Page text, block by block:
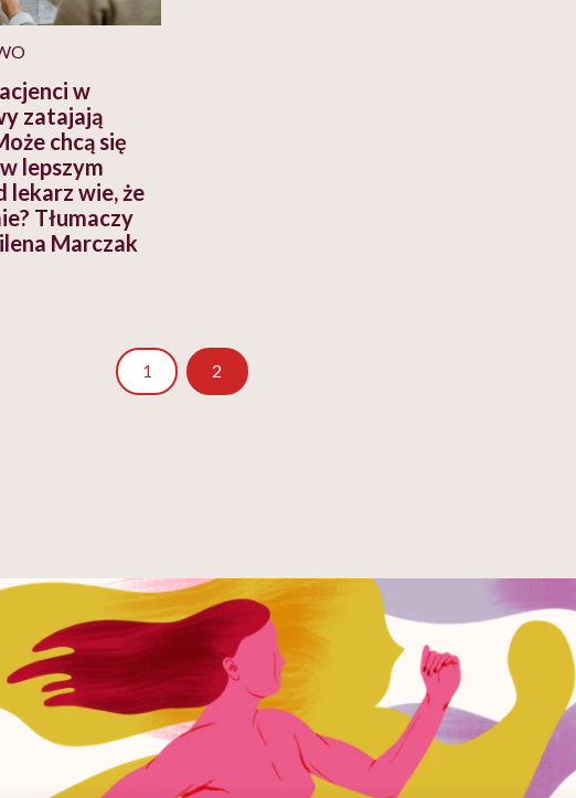
w
zatajają
chcą się
lepszym
lekarz wie, że
Tłumaczy
Marczak
Strona
1 2